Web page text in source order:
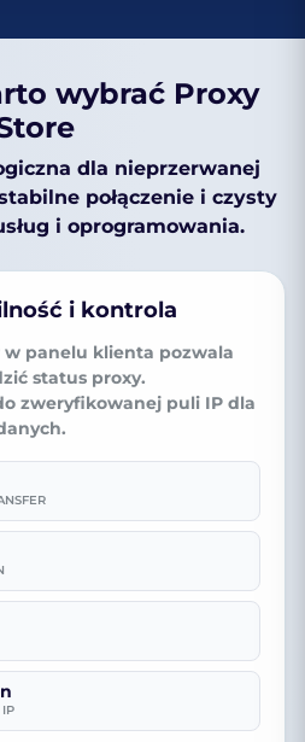
wybrać Proxy
dla nieprzerwanej
połączenie i czysty
i oprogramowania.
i kontrola
w panelu klienta pozwala
status proxy.
zweryfikowanej puli IP dla
IP